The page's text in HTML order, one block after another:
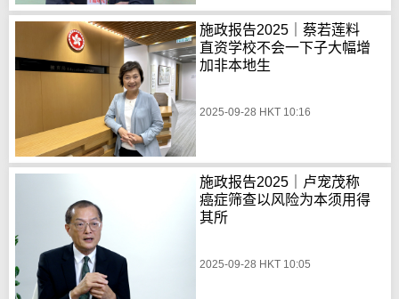
施政报告2025｜蔡若莲料
直资学校不会一下子大幅增
加非本地生
2025-09-28 HKT 10:16
施政报告2025｜卢宠茂称
癌症筛查以风险为本须用得
其所
2025-09-28 HKT 10:05